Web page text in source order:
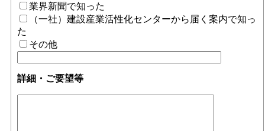
業界新聞で知った
（一社）建設産業活性化センターから届く案内で知っ
た
その他
詳細・ご要望等